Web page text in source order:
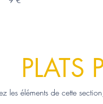
PLATS
les éléments de cette